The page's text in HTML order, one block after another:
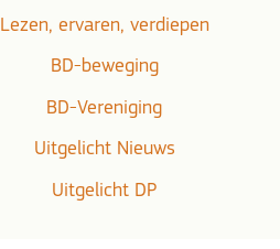
Lezen, ervaren, verdiepen
BD-beweging
BD-Vereniging
Uitgelicht Nieuws
Uitgelicht DP